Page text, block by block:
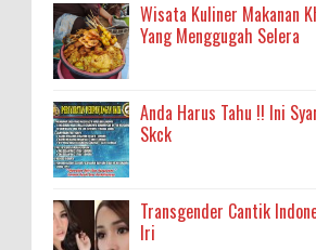
Wisata Kuliner Makanan
Yang Menggugah Selera
Anda Harus Tahu !! Ini
Skck
Transgender Cantik
Iri